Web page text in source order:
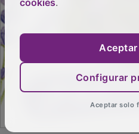
PUBLICIDAD
cookies.
Configurar
Aceptar solo